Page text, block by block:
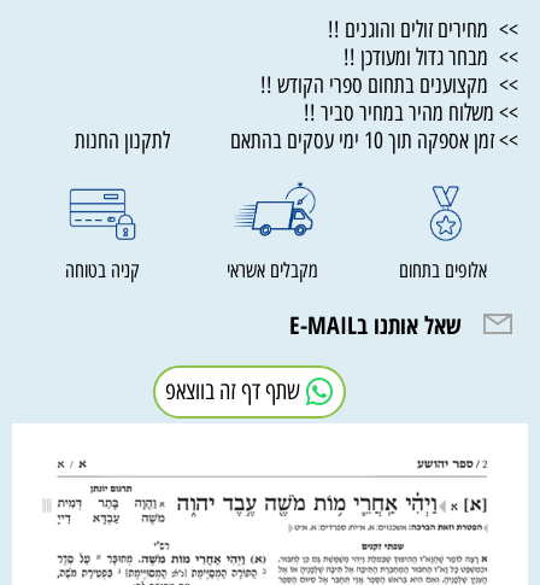
>> מחירים זולים והוגנים !!
>> מבחר גדול ומעודכן !!
>> מקצוענים בתחום ספרי הקודש !!
>> משלוח מהיר במחיר סביר !!
>> זמן אספקה תוך 10 ימי עסקים בהתאם לתקנון החנות
אלופים בתחום מקבלים אשראי קניה בטוחה
שאל אותנו בE-MAIL
שתף דף זה בווצאפ